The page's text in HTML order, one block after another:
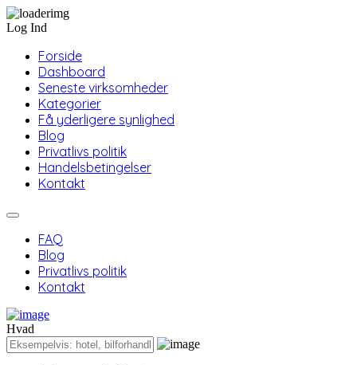
Log Ind
Forside
Dashboard
Seneste virksomheder
Kategorier
Få yderligere synlighed
Blog
Privatlivs politik
Handelsbetingelser
Kontakt
FAQ
Blog
Privatlivs politik
Kontakt
Hvad